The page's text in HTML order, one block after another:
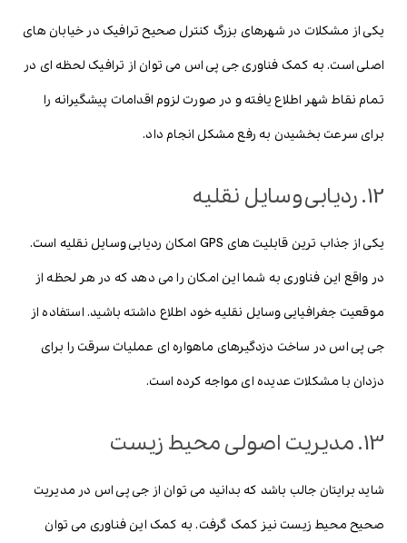
یکی از مشکلات در شهرهای بزرگ کنترل صحیح ترافیک در خیابان های
اصلی است. به کمک فناوری جی پی اس می توان از ترافیک لحظه ای در
تمام نقاط شهر اطلاع یافته و در صورت لزوم اقدامات پیشگیرانه را
برای سرعت بخشیدن به رفع مشکل انجام داد.
12. ردیابی وسایل نقلیه
یکی از جذاب ترین قابلیت های GPS امکان ردیابی وسایل نقلیه است.
در واقع این فناوری به شما این امکان را می دهد که در هر لحظه از
موقعیت جغرافیایی وسایل نقلیه خود اطلاع داشته باشید. استفاده از
جی پی اس در ساخت دزدگیرهای ماهواره ای عملیات سرقت را برای
دزدان با مشکلات عدیده ای مواجه کرده است.
13. مدیریت اصولی محیط زیست
شاید برایتان جالب باشد که بدانید می توان از جی پی اس در مدیریت
صحیح محیط زیست نیز کمک گرفت. به کمک این فناوری می توان